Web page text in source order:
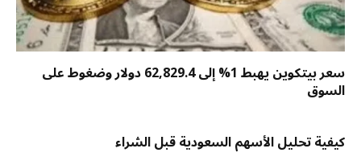
سعر بيتكوين يهبط 1% إلى 62,829.4 دولار وضغوط على
السوق
كيفية تحليل الأسهم السعودية قبل الشراء